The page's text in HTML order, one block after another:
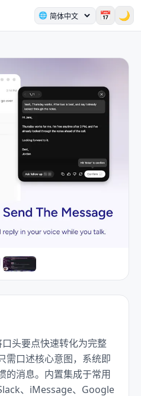
🌐 📅 🌙
头要点快速转化为完整
需口述核心意图，系统即
的消息。内置集成于常用
、iMessage、Google